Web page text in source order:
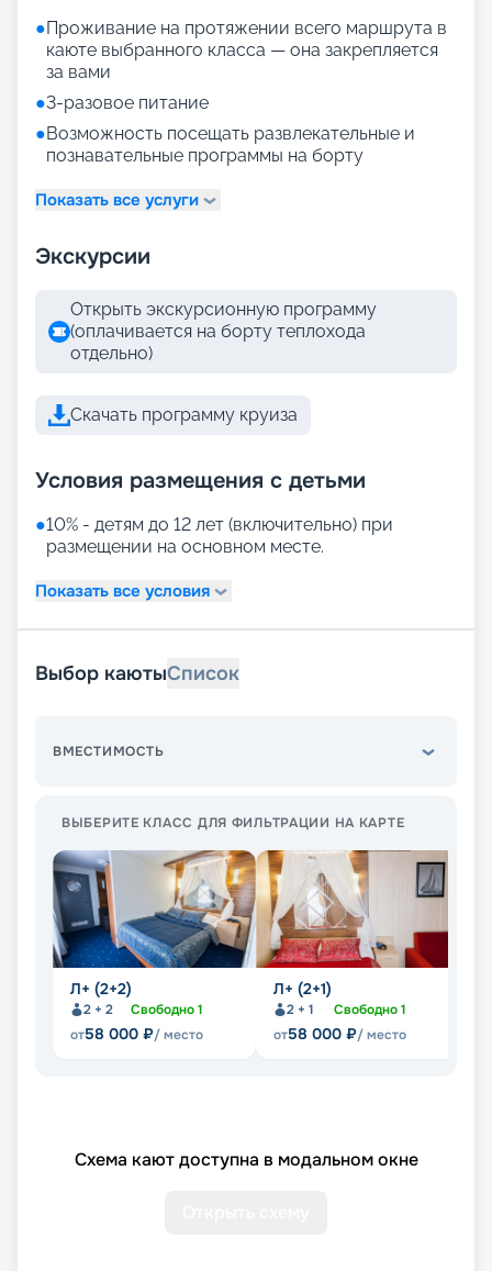
●Проживание на протяжении всего маршрута в
каюте выбранного класса — она закрепляется
за вами
●3-разовое питание
●Возможность посещать развлекательные и
познавательные программы на борту
Показать все услуги
Экскурсии
Открыть экскурсионную программу
(оплачивается на борту теплохода
отдельно)
Скачать программу круиза
Условия размещения с детьми
●10% - детям до 12 лет (включительно) при
размещении на основном месте.
Показать все условия
Выбор каютыСписок
ВМЕСТИМОСТЬ
ВЫБЕРИТЕ КЛАСС ДЛЯ ФИЛЬТРАЦИИ НА КАРТЕ
Л+ (2+2)
2 + 2 Свободно1
от58 000 ₽/ место
Л+ (2+1)
2 + 1 Свободно1
от58 000 ₽/ место
Схема кают доступна в модальном окне